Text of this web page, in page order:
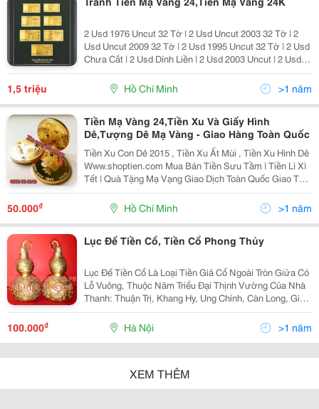
2 Usd 1976 Uncut 32 Tờ | 2 Usd Uncut 2003 32 Tờ | 2
Usd Uncut 2009 32 Tờ | 2 Usd 1995 Uncut 32 Tờ | 2 Usd
Chưa Cắt | 2 Usd Dính Liền | 2 Usd 2003 Uncut | 2 Usd
2009 Uncut | Tiền Lì Xì 2014 | Tiền Con Ngựa | Lì Xì Tiền
Con Ngựa | Tiền Lì Xì Tết | Tiền
1,5 triệu Hồ Chí Minh >1 năm
Tiền Mạ Vàng 24,Tiền Xu Và Giấy Hình
Dê,Tượng Dê Mạ Vàng - Giao Hàng Toàn Quốc
Tiền Xu Con Dê 2015 , Tiền Xu Ất Mùi , Tiền Xu Hình Dê
Www.shoptien.com Mua Bán Tiền Sưu Tầm | Tiền Lì Xì
Tết | Quà Tặng Mạ Vạng Giao Dịch Toàn Quốc Giao Tận
Nơi Tại Tphcm + 1199 Hoàng Sa Tân Bình + Hồ Con
Rùa Q1 + 120 Bình Chiểu
50.000₫ Hồ Chí Minh >1 năm
Lục Đế Tiền Cổ, Tiền Cổ Phong Thủy
Lục Đế Tiền Cổ Là Loại Tiền Giả Cổ Ngoài Tròn Giửa Có
Lỗ Vuông, Thuộc Năm Triểu Đại Thịnh Vường Của Nhà
Thanh: Thuận Trị, Khang Hy, Ung Chính, Càn Long, Gia
Khánh, Đạo Quang. Nhiều Nơi Bày Bán Vật Này Hay Có
Lối Nói Tiền Cổ, Và&Hellip; Chém Đẹp, N
100.000₫ Hà Nội >1 năm
XEM THÊM